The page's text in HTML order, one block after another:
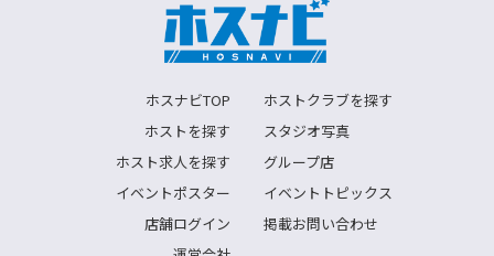
ホスナビTOP
ホストクラブを探す
ホストを探す
スタジオ写真
ホスト求人を探す
グループ店
イベントポスター
イベントトピックス
店舗ログイン
掲載お問い合わせ